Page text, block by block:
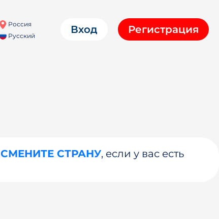
Россия
Русский
Вход Регистрация
СМЕНИТЕ СТРАНУ, если у вас есть